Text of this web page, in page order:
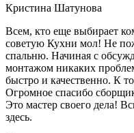
Кристина Шатунова
Всем, кто еще выбирает
советую Кухни мол! Не
спальню. Начиная с
монтажом никаких
быстро и качественно. К
Огромное спасибо
Это мастер своего дела!
здесь.